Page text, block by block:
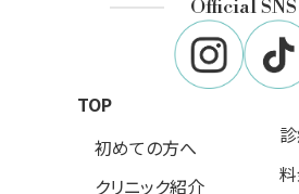
Official SNS
TOP
初めての方へ
クリニック紹介